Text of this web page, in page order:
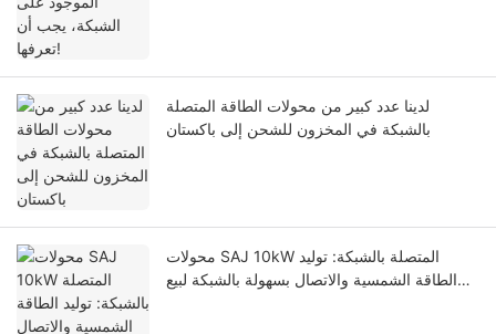
لدينا عدد كبير من محولات الطاقة المتصلة
بالشبكة في المخزون للشحن إلى باكستان
محولات SAJ 10kW المتصلة بالشبكة: توليد
الطاقة الشمسية والاتصال بسهولة بالشبكة لبيع